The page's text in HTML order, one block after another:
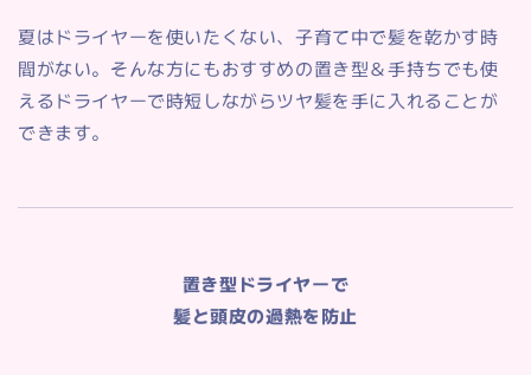
夏はドライヤーを使いたくない、子育て中で髪を乾かす時
間がない。そんな方にもおすすめの置き型＆手持ちでも使
えるドライヤーで時短しながらツヤ髪を手に入れることが
できます。
置き型ドライヤーで
髪と頭皮の過熱を防止